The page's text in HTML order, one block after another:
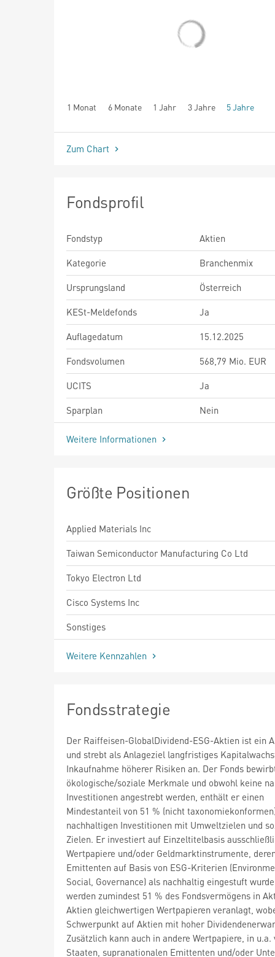
1 Monat 6 Monate 1 Jahr 3 Jahre 5 Jahre
seit Beginn
Zum Chart
Fondsprofil
Fondstyp
Aktien
Kategorie
Branchenmix
Ursprungsland
Österreich
KESt-Meldefonds
Ja
Auflagedatum
15.12.2025
Fondsvolumen
568,79 Mio. EUR
UCITS
Ja
Sparplan
Nein
Weitere Informationen
Größte Positionen
Applied Materials Inc
Taiwan Semiconductor Manufacturing Co Ltd
Tokyo Electron Ltd
Cisco Systems Inc
Sonstiges
Weitere Kennzahlen
Fondsstrategie
Der Raiffeisen-GlobalDividend-ESG-Aktien ist ein
und strebt als Anlageziel langfristiges
Inkaufnahme höherer Risiken an. Der Fonds
ökologische/soziale Merkmale und obwohl keine
Investitionen angestrebt werden, enthält er einen
Mindestanteil von 51 % (nicht
nachhaltigen Investitionen mit Umweltzielen und
Zielen. Er investiert auf Einzeltitelbasis
Wertpapiere und/oder Geldmarktinstrumente,
Emittenten auf Basis von ESG-Kriterien
Social, Governance) als nachhaltig eingestuft
werden zumindest 51 % des Fondsvermögens in
Aktien gleichwertigen Wertpapieren veranlagt,
Schwerpunkt auf Aktien mit hoher
Zusätzlich kann auch in andere Wertpapiere, in u.a.
Staaten, supranationalen Emittenten und/oder